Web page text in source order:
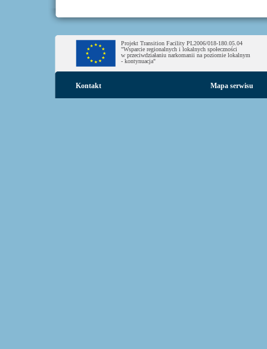
Projekt Transition Facility PL2006/018-180.05.04
"Wsparcie regionalnych i lokalnych społeczności
w przeciwdziałaniu narkomanii na poziomie lokalnym
- kontynuacja"
Kontakt Mapa serwisu